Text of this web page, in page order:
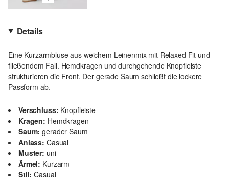
Details
Eine Kurzarmbluse aus weichem Leinenmix mit Relaxed Fit und
fließendem Fall. Hemdkragen und durchgehende Knopfleiste
strukturieren die Front. Der gerade Saum schließt die lockere
Passform ab.
Verschluss: Knopfleiste
Kragen: Hemdkragen
Saum: gerader Saum
Anlass: Casual
Muster: uni
Ärmel: Kurzarm
Stil: Casual